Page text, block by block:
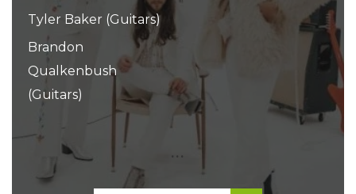
Tyler Baker (Guitars)
Brandon
Qualkenbush
(Guitars)
...